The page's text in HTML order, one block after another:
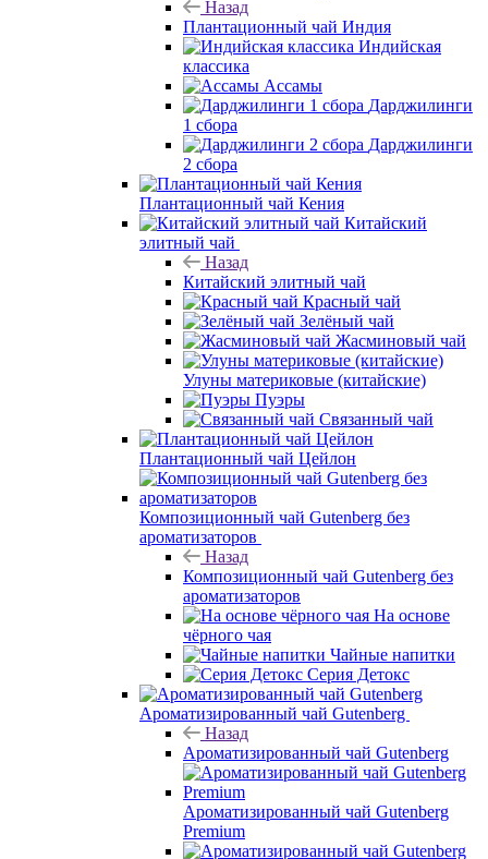
Назад
Плантационный чай Индия
Индийская
классика
Ассамы
Дарджилинги
1 сбора
Дарджилинги
2 сбора
Плантационный чай Кения
Китайский
элитный чай
Назад
Китайский элитный чай
Красный чай
Зелёный чай
Жасминовый чай
Улуны материковые (китайские)
Пуэры
Связанный чай
Плантационный чай Цейлон
Композиционный чай Gutenberg без
ароматизаторов
Назад
Композиционный чай Gutenberg без
ароматизаторов
На основе
чёрного чая
Чайные напитки
Серия Детокс
Ароматизированный чай Gutenberg
Назад
Ароматизированный чай Gutenberg
Ароматизированный чай Gutenberg
Premium